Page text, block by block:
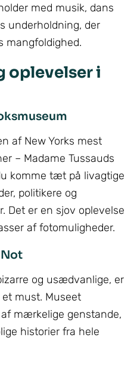
med musik, dans
underholdning, der
mangfoldighed.
oplevelser i
af New Yorks mest
– Madame Tussauds
komme tæt på livagtige
politikere og
Det er en sjov oplevelse
af fotomuligheder.
Not
og usædvanlige, er
et must. Museet
mærkelige genstande,
historier fra hele